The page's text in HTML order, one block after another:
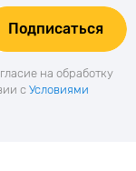
Подписаться
на обработку
с Условиями